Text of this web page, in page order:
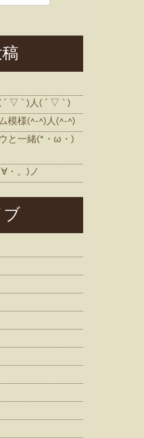
´ ▽ ` )人( ´ ▽ ` )
模様(^-^)人(^-^)
と一緒(*・ω・)
・。)ノ